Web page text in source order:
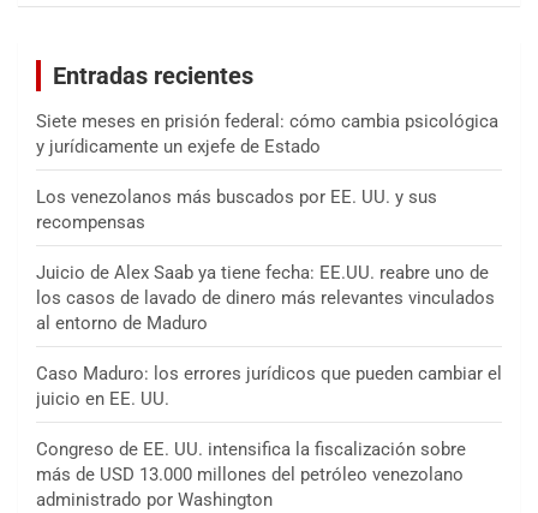
Entradas recientes
Siete meses en prisión federal: cómo cambia psicológica
y jurídicamente un exjefe de Estado
Los venezolanos más buscados por EE. UU. y sus
recompensas
Juicio de Alex Saab ya tiene fecha: EE.UU. reabre uno de
los casos de lavado de dinero más relevantes vinculados
al entorno de Maduro
Caso Maduro: los errores jurídicos que pueden cambiar el
juicio en EE. UU.
Congreso de EE. UU. intensifica la fiscalización sobre
más de USD 13.000 millones del petróleo venezolano
administrado por Washington